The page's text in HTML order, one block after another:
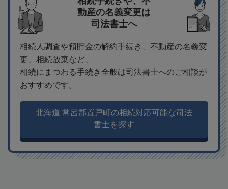
動産の名義変更は
司法書士へ
相続人調査や預貯金の解約手続き、不動産の名義変
更、相続放棄など、
相続にまつわる手続き全般は司法書士へのご相談が
おすすめです。
北海道 常呂郡置戸町の相続対応可能な司法
書士を探す